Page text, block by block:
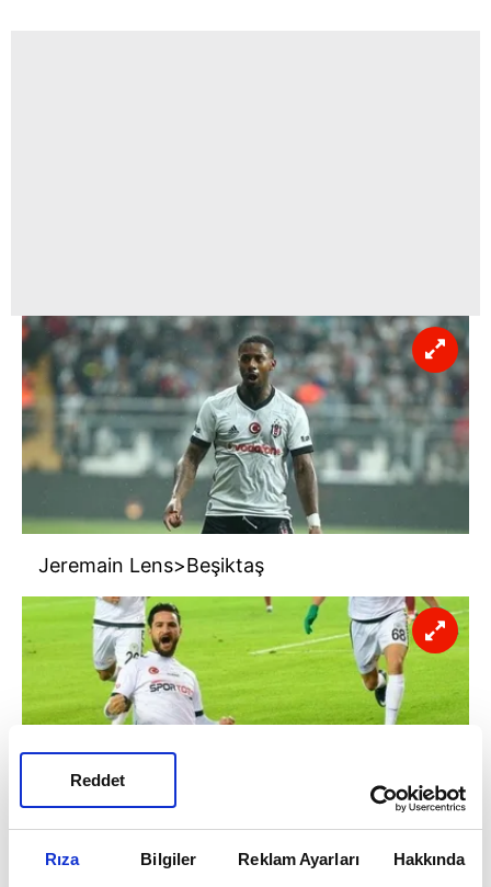
Rıza Bilgiler Reklam Ayarları Hakkında
Reddet
Jeremain Lens>Beşiktaş
Ömer Ali Şahiner> A.Konyaspor